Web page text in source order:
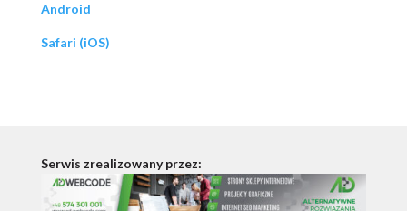
Android
Safari (iOS)
Serwis zrealizowany przez: